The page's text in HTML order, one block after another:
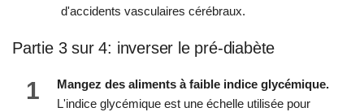
d'accidents vasculaires cérébraux.
Partie 3 sur 4: inverser le pré-diabète
1
Mangez des aliments à faible indice glycémique.
L'indice glycémique est une échelle utilisée pour